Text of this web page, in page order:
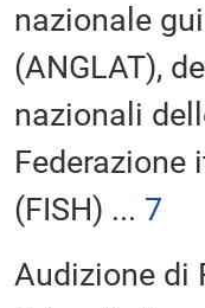
nazionale
(ANGLAT),
nazionali
Federazione
(FISH) ... 7
Audizione di